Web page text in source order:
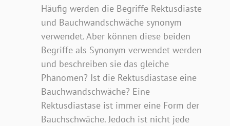
Häufig werden die Begriffe Rektusdiaste
und Bauchwandschwäche synonym
verwendet. Aber können diese beiden
Begriffe als Synonym verwendet werden
und beschreiben sie das gleiche
Phänomen? Ist die Rektusdiastase eine
Bauchwandschwäche? Eine
Rektusdiastase ist immer eine Form der
Bauchschwäche. Jedoch ist nicht jede